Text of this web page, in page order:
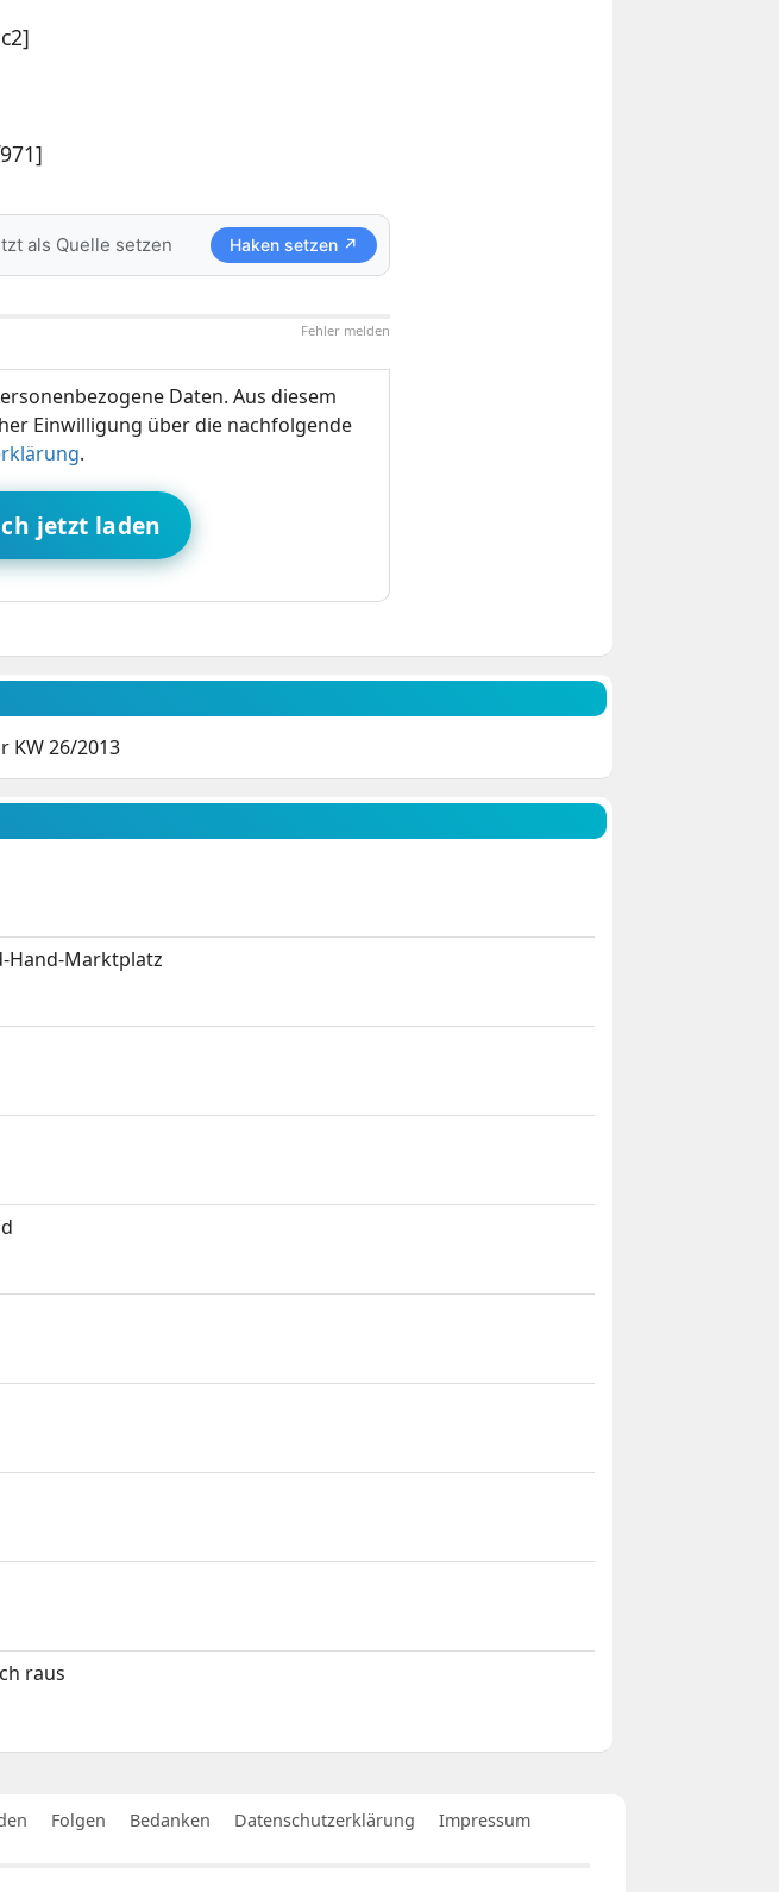
als Quelle setzen Haken setzen ↗
Fehler melden
Daten. Aus diesem
Einwilligung über die nachfolgende
.
jetzt laden
KW 26/2013
Hand-Marktplatz
raus
Folgen Bedanken Datenschutzerklärung
Impressum